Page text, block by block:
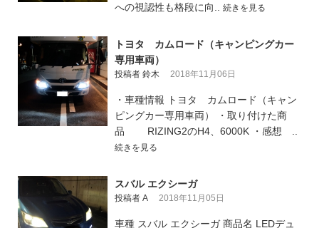
への視認性も格段に向.. 続きを見る
トヨタ カムロード（キャンピングカー
専用車両）
投稿者 鈴木 2018年11月06日
・車種情報 トヨタ カムロード（キャン
ピングカー専用車両） ・取り付けた商
品 RIZING2のH4、6000K ・感想 ..
続きを見る
スバル エクシーガ
投稿者 A 2018年11月05日
車種 スバル エクシーガ 商品名 LEDデュ